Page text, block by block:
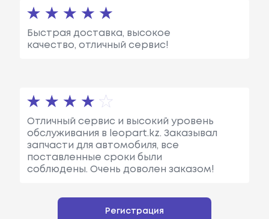
Быстрая доставка, высокое
качество, отличный сервис!
Отличный сервис и высокий уровень
обслуживания в leopart.kz. Заказывал
запчасти для автомобиля, все
поставленные сроки были
соблюдены. Очень доволен заказом!
Регистрация